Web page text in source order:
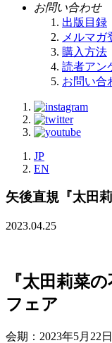
お問い合わせ
出版目録
メルマガ
購入方法
読者アン
お問い合
JP
EN
矢後直規『太田
2023.04.25
『太田莉菜
フェア
会期：2023年5月22